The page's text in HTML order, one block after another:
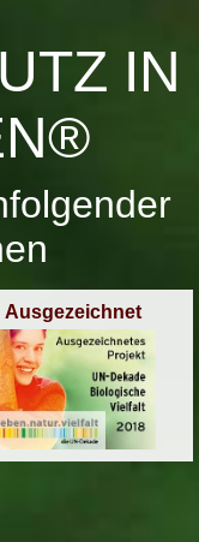
IN
Ausgezeichnet